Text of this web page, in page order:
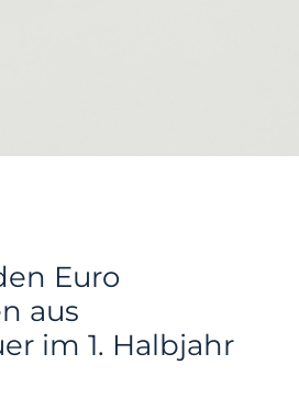
Euro
aus
im 1. Halbjahr